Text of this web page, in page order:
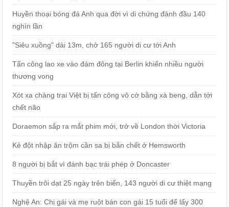
Huyền thoại bóng đá Anh qua đời vì di chứng đánh đầu 140
nghìn lần
"Siêu xuồng" dài 13m, chở 165 người di cư tới Anh
Tấn công lao xe vào đám đông tại Berlin khiến nhiều người
thương vong
Xót xa chàng trai Việt bị tấn công vô cớ bằng xà beng, dẫn tới
chết não
Doraemon sắp ra mắt phim mới, trở về London thời Victoria
Kẻ đột nhập ăn trộm cần sa bị bắn chết ở Hemsworth
8 người bị bắt vì đánh bạc trái phép ở Doncaster
Thuyền trôi dạt 25 ngày trên biển, 143 người di cư thiệt mạng
Nghệ An: Chị gái và mẹ ruột bán con gái 15 tuổi để lấy 300